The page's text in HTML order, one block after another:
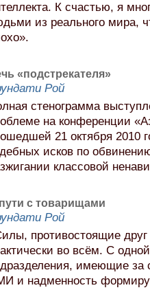
К счастью, я
из реального мира,
«подстрекателя»
Рой
стенограмма
на конференции
21 октября 2010
исков по
классовой
с товарищами
Рой
противостоящие
во всём. С
имеющие
и надменность